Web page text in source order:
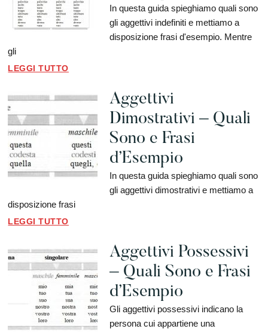
In questa guida spieghiamo quali sono
gli aggettivi indefiniti e mettiamo a
disposizione frasi d'esempio. Mentre
gli
LEGGI TUTTO
Aggettivi
Dimostrativi – Quali
Sono e Frasi
d’Esempio
In questa guida spieghiamo quali sono
gli aggettivi dimostrativi e mettiamo a
disposizione frasi
LEGGI TUTTO
Aggettivi Possessivi
– Quali Sono e Frasi
d’Esempio
Gli aggettivi possessivi indicano la
persona cui appartiene una